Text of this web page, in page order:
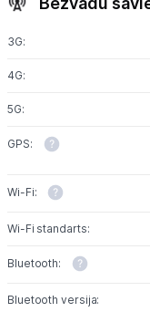
3G:
4G:
5G:
GPS:
Wi-Fi:
Wi-Fi standarts:
Bluetooth:
Bluetooth versija: